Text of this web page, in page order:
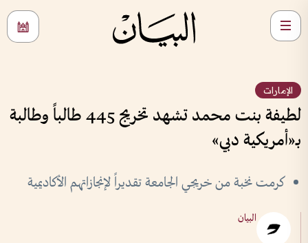
الإمارات
لطيفة بنت محمد تشهد تخريج 445 طالباً وطالبة
بـ«أمريكية دبي»
كرمت نخبة من خريجي الجامعة تقديراً لإنجازاتهم الأكاديمية
البيان